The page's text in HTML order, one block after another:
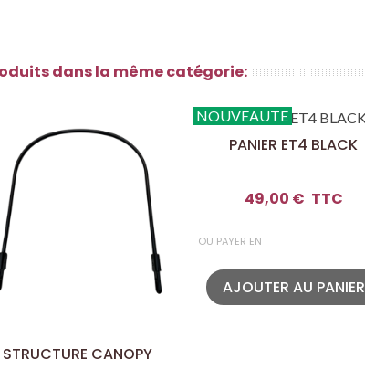
dans la même catégorie:
STRUCTURE CANOPY
NOUVEAUTE
PANIER ET4 BLACK
49,00 € TTC
OU PAYER EN
AJOUTER AU PANIER